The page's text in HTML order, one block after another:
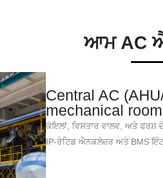
ਆਮ AC
Central AC
mechanical
ਕੋਇਲਾਂ, ਵਿਸਤਾਰ ਵਾਲਵ, ਅਤੇ ਫਰਸ਼
IP-ਰੇਟਿਡ ਐਨਕਲੋਜ਼ਰ ਅਤੇ BMS